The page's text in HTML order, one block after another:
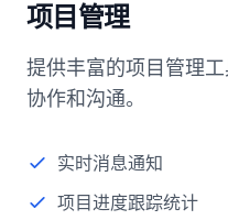
项目管理
提供丰富的项目管理
协作和沟通。
实时消息通知
项目进度跟踪统计